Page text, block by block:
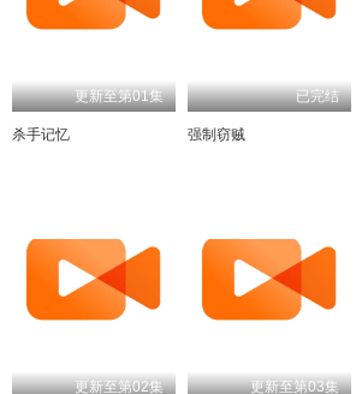
更新至第01集
杀手记忆
已完结
强制窃贼
更新至第02集 更新至第03集